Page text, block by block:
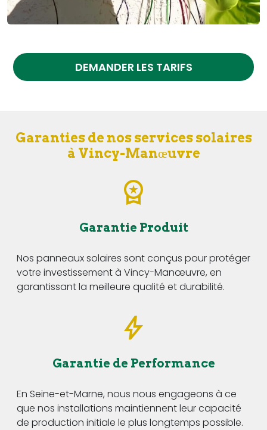
DEMANDER LES TARIFS
Garanties de nos services solaires
à Vincy-Manœuvre
Garantie Produit
Nos panneaux solaires sont conçus pour protéger
votre investissement à Vincy-Manœuvre, en
garantissant la meilleure qualité et durabilité.
Garantie de Performance
En Seine-et-Marne, nous nous engageons à ce
que nos installations maintiennent leur capacité
de production initiale le plus longtemps possible.